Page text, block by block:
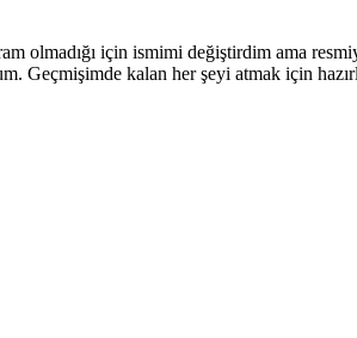
olmadığı için ismimi değiştirdim ama
kalan her şeyi atmak için